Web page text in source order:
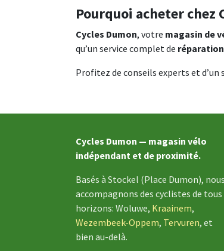
Pourquoi acheter chez
Cycles Dumon, votre magasin de
qu’un service complet de réparation
Profitez de conseils experts et d’un
Cycles Dumon — magasin vélo
indépendant et de proximité.
Basés à Stockel (Place Dumon), nous
accompagnons des cyclistes de tous
horizons: Woluwe, Kraainem,
Wezembeek-Oppem, Tervuren, et
bien au-delà.